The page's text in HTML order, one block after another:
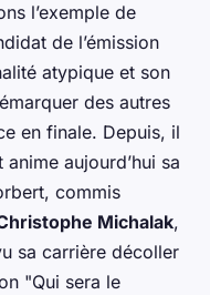
l’exemple de
de l’émission
atypique et son
des autres
en finale. Depuis, il
aujourd’hui sa
commis
Michalak,
sa carrière décoller
"Qui sera le